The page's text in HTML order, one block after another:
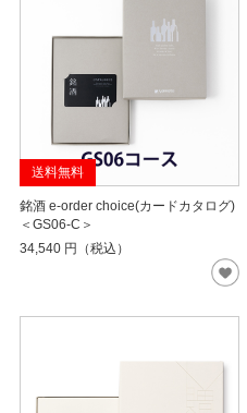
送料無料
銘酒 e-order choice(カードカタログ)
＜GS06-C＞
34,540 円（税込）